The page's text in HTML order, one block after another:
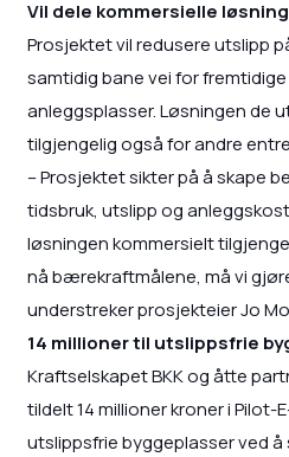
Vil dele kommersielle
Prosjektet vil redusere utslipp
samtidig bane vei for
anleggsplasser. Løsningen de
tilgjengelig også for andre
– Prosjektet sikter på å skape
tidsbruk, utslipp og
løsningen kommersielt
nå bærekraftmålene, må vi
understreker prosjekteier Jo
14 millioner til utslippsfrie
Kraftselskapet BKK og åtte
tildelt 14 millioner kroner i Pilot-
utslippsfrie byggeplasser ved